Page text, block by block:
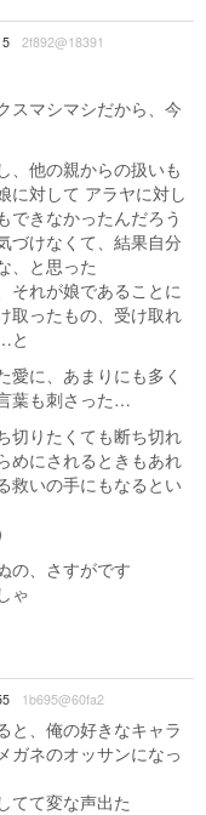
2f892@18391
スマシマシだから、今
、他の親からの扱いも
対して アラヤに対し
できなかったんだろう
けなくて、結果自分
、と思った
それが娘であることに
取ったもの、受け取れ
と
愛に、あまりにも多く
葉も刺さった…
切りたくても断ち切れ
めにされるときもあれ
救いの手にもなるとい
の、さすがです
ゃ
1b695@60fa2
と、俺の好きなキャラ
ガネのオッサンになっ
てて変な声出た